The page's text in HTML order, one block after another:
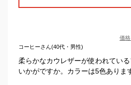
価
コーヒーさん(40代・男性)
柔らかなカウレザーが使われてい
いかがですか。カラーは5色ありま